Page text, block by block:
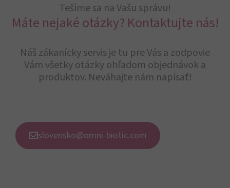
Tešíme sa na Vašu správu!
Máte nejaké otázky? Kontaktujte nás!
Náš zákanícky servis je tu pre Vás a zodpovie
Vám všetky otázky ohľadom objednávok a
produktov. Neváhajte nám napísať!
slovensko@omni-biotic.com